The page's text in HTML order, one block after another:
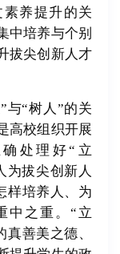
养提升的关
中培养与个别
拔尖创新人才
与“树人”的关
高校组织开展
处理好“立
为拔尖创新人
样培养人、为
中之重。“立
善美之德、